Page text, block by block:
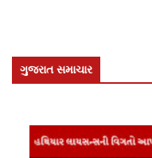
ગુજરાત સમાચાર